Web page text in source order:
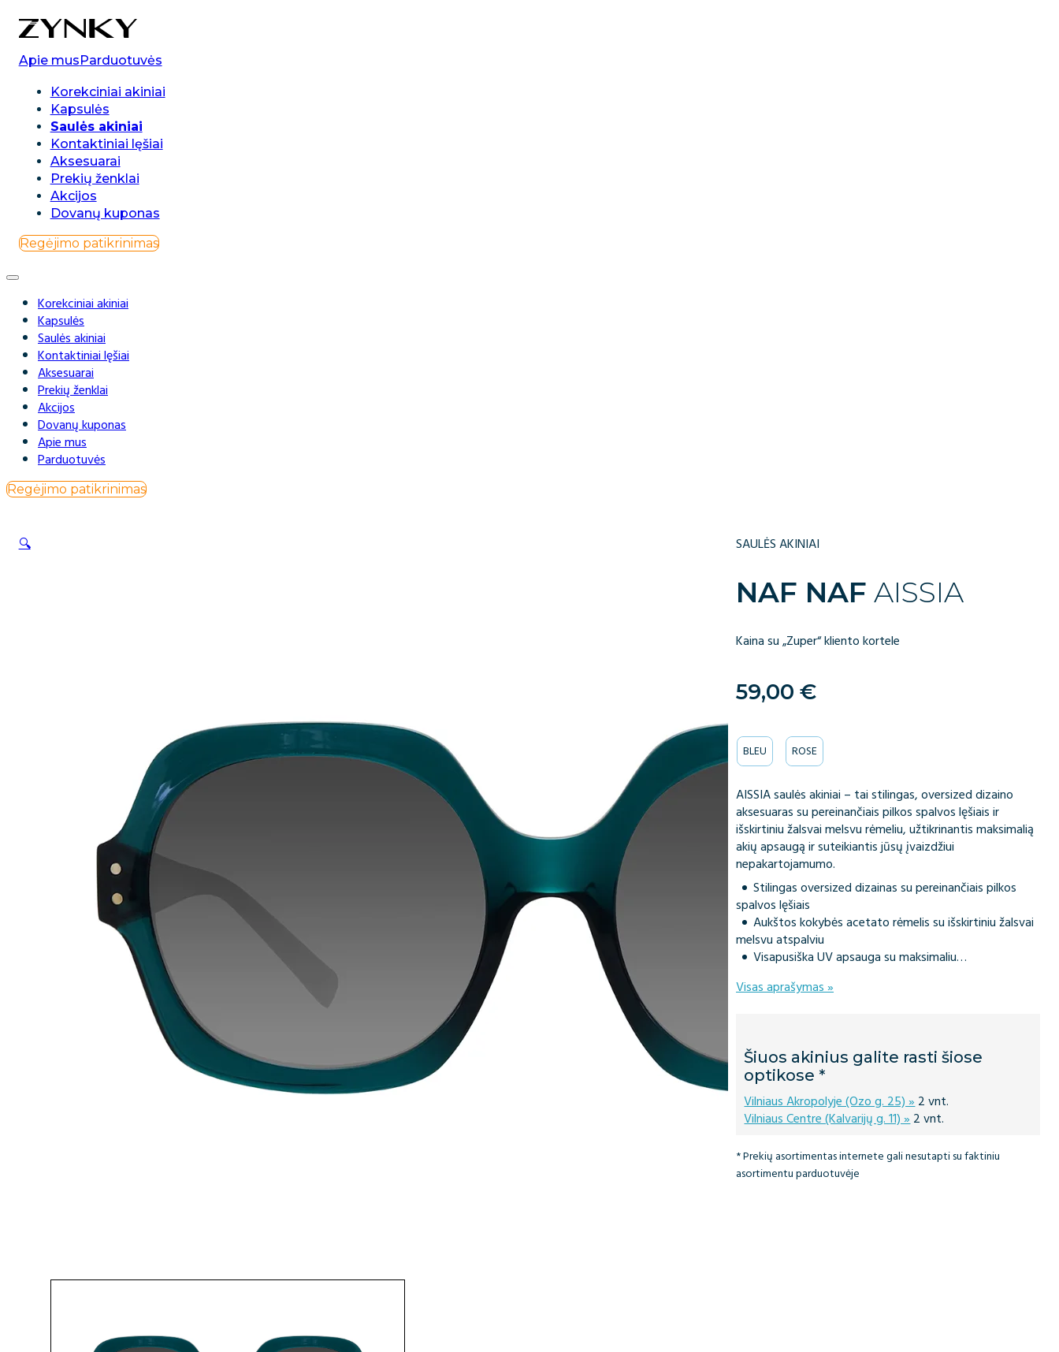
0
Apie mus Parduotuvės
Korekciniai akiniai
Kapsulės
Saulės akiniai
Kontaktiniai lęšiai
Aksesuarai
Prekių ženklai
Akcijos
Dovanų kuponas
Regėjimo patikrinimas
Korekciniai akiniai
Kapsulės
Saulės akiniai
Kontaktiniai lęšiai
Aksesuarai
Prekių ženklai
Akcijos
Dovanų kuponas
Apie mus
Parduotuvės
Regėjimo patikrinimas
🔍 SAULĖS AKINIAI
NAF NAF AISSIA
Kaina su „Zuper“ kliento kortele
59,00€
BLEU ROSE
AISSIA saulės akiniai – tai stilingas, oversized dizaino
aksesuaras su pereinančiais pilkos spalvos lęšiais ir
išskirtiniu žalsvai melsvu rėmeliu, užtikrinantis maksimalią
akių apsaugą ir suteikiantis jūsų įvaizdžiui
nepakartojamumo.
Stilingas oversized dizainas su pereinančiais pilkos
spalvos lęšiais
Aukštos kokybės acetato rėmelis su išskirtiniu žalsvai
melsvu atspalviu
Visapusiška UV apsauga su maksimaliu…
Visas aprašymas »
Šiuos akinius galite rasti šiose
optikose *
Vilniaus Akropolyje (Ozo g. 25) »2 vnt.
Vilniaus Centre (Kalvarijų g. 11) »2 vnt.
* Prekių asortimentas internete gali nesutapti su faktiniu
asortimentu parduotuvėje